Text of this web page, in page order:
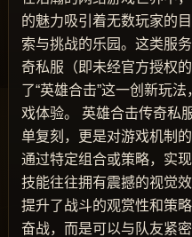
的魅力吸引着无数玩家的
索与挑战的乐园。这类服
奇私服（即未经官方授权
了“英雄合击”这一创新玩
戏体验。 英雄合击传奇私
单复刻，更是对游戏机制
通过特定组合或策略，实
技能往往拥有震撼的视觉
提升了战斗的观赏性和策
奋战，而是可以与队友紧